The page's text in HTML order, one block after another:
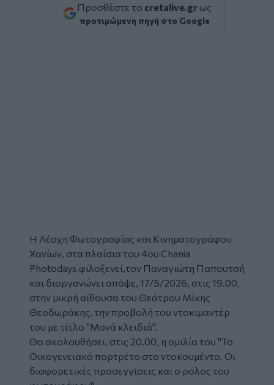
Προσθέστε το cretalive.gr ως
προτιμώμενη πηγή στο Google
Η Λέσχη Φωτογραφίας και Κινηματογράφου
Χανίων, στα πλαίσια του 4ου Chania
Photodays,φιλοξενεί,τον Παναγιώτη Παπουτσή
και διοργανώνει απόψε, 17/5/2026, στις 19.00,
στην μικρή αίθουσα του Θεάτρου Μίκης
Θεοδωράκης, την προβολή του ντοκιμαντέρ
του με τίτλο "Μονά κλειδιά".
Θα ακολουθήσει, στις 20.00, η ομιλία του "Το
Οικογενειακό πορτρέτο στο ντοκουμέντο. Οι
διαφορετικές προσεγγίσεις και ο ρόλος του